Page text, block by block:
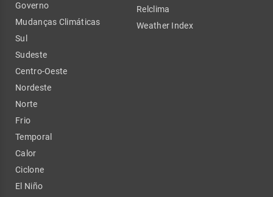
Governo
Mudanças Climáticas
Sul
Sudeste
Centro-Oeste
Nordeste
Norte
Frio
Temporal
Calor
Ciclone
El Niño
Relclima
Weather Index